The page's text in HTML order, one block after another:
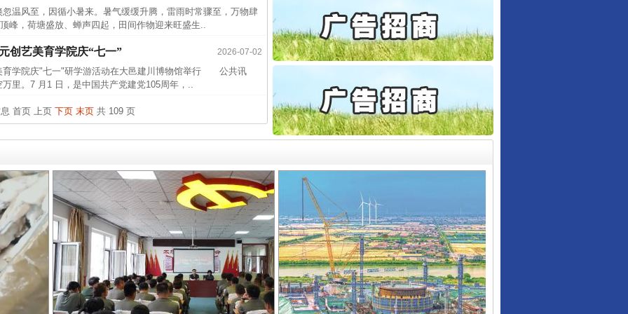
至，因循小暑来。暑气缓缓升腾，雷雨时常骤至，万物肆
峰，荷塘盛放、蝉声四起，田间作物迎来旺盛生..
2026-07-02
创艺美育学院庆“七一”
育学院庆"七一"研学游活动在大邑建川博物馆举行 公共讯
里。7 月1 日，是中国共产党建党105周年，..
首页 上页 下页 末页 共 109 页
四川省公安厅征集新型黑恶违法..
中方对6家美国实体采取反制措..
中国发起首例对外贸易国家安全..
官方通报西安赛格商场坠亡事件
从“无产可执”到“全额执行”
最高检抗诉的疑难复杂刑事案件
四川10家县级农商行获批解散